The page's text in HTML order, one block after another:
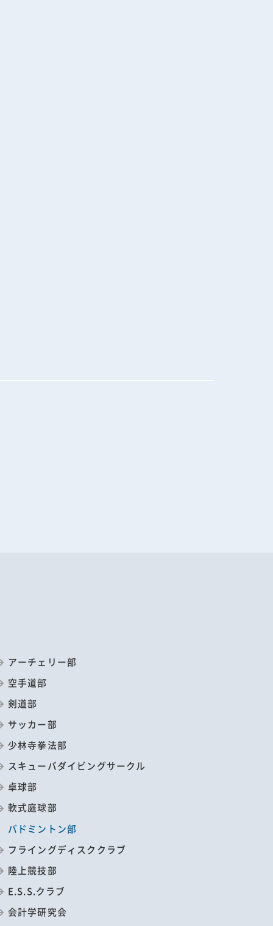
アーチェリー部
空手道部
剣道部
サッカー部
少林寺拳法部
スキューバダイビングサークル
卓球部
軟式庭球部
バドミントン部
フライングディスククラブ
陸上競技部
E.S.S.クラブ
会計学研究会